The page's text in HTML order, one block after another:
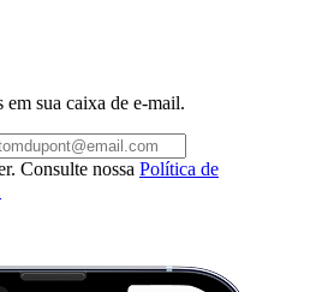
em sua caixa de e-mail.
Consulte nossa Política de